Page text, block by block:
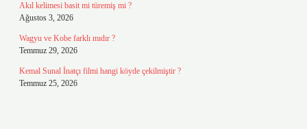
Akıl kelimesi basit mi türemiş mi ?
Ağustos 3, 2026
Wagyu ve Kobe farklı mıdır ?
Temmuz 29, 2026
Kemal Sunal İnatçı filmi hangi köyde çekilmiştir ?
Temmuz 25, 2026